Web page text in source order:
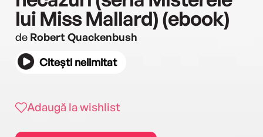
lui Miss Mallard) (ebook)
de Robert Quackenbush
Citești nelimitat
Adaugă la wishlist